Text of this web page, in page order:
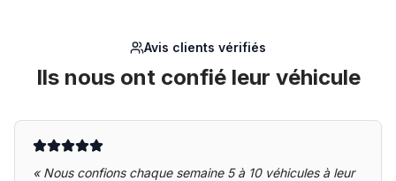
Avis clients vérifiés
Ils nous ont confié leur véhicule
« Nous confions chaque semaine 5 à 10 véhicules à leur